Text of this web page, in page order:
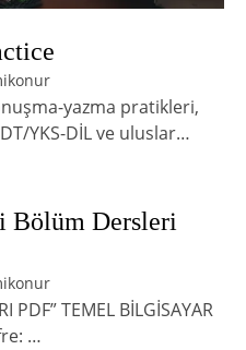
yazma pratikleri,
YKS-DİL ve uluslar…
Bölüm Dersleri
PDF” TEMEL BİLGİSAYAR
…